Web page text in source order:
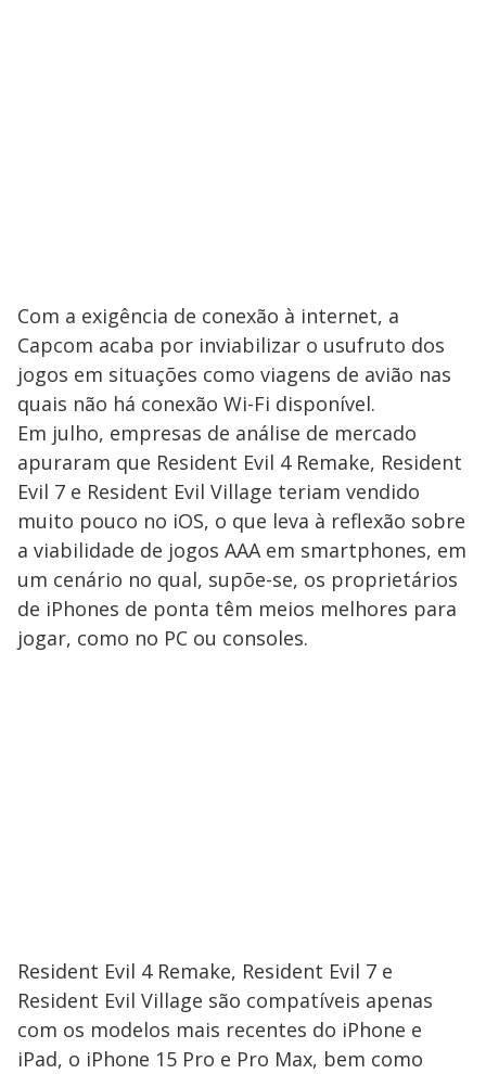
Com a exigência de conexão à internet, a
Capcom acaba por inviabilizar o usufruto dos
jogos em situações como viagens de avião nas
quais não há conexão Wi-Fi disponível.
Em julho, empresas de análise de mercado
apuraram que Resident Evil 4 Remake, Resident
Evil 7 e Resident Evil Village teriam vendido
muito pouco no iOS, o que leva à reflexão sobre
a viabilidade de jogos AAA em smartphones, em
um cenário no qual, supõe-se, os proprietários
de iPhones de ponta têm meios melhores para
jogar, como no PC ou consoles.
Resident Evil 4 Remake, Resident Evil 7 e
Resident Evil Village são compatíveis apenas
com os modelos mais recentes do iPhone e
iPad, o iPhone 15 Pro e Pro Max, bem como